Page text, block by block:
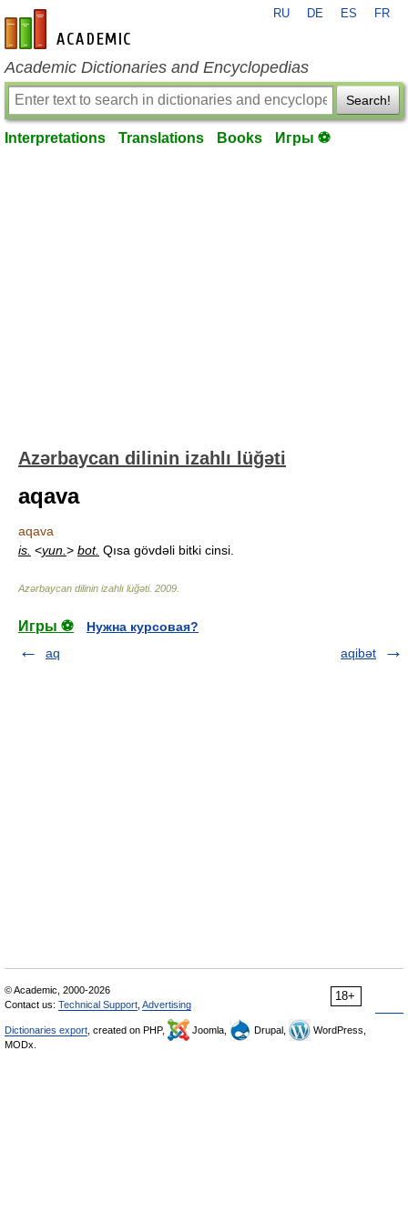
en-academic.com
RU DE ES FR
Academic Dictionaries and Encyclopedias
Search!
Interpretations Translations Books Игры ⚽
Azərbaycan dilinin izahlı lüğəti
aqava
aqava
is. <yun. > bot. Qısa gövdəli bitki cinsi.
Azərbaycan dilinin izahlı lüğəti. 2009
Игры ⚽
Нужна курсовая?
aq
aqibət
18+
© Academic, 2000-2026
Contact us: Technical Support Advertising
Dictionaries export , created on PHP, Joomla, Drupal,
WordPress,
MODx.